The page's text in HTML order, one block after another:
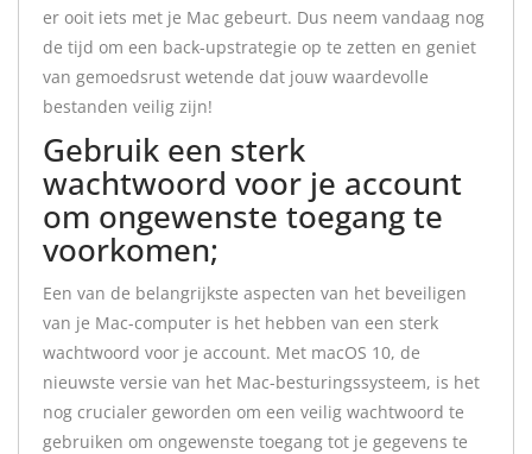
er ooit iets met je Mac gebeurt. Dus neem vandaag nog
de tijd om een back-upstrategie op te zetten en geniet
van gemoedsrust wetende dat jouw waardevolle
bestanden veilig zijn!
Gebruik een sterk
wachtwoord voor je account
om ongewenste toegang te
voorkomen;
Een van de belangrijkste aspecten van het beveiligen
van je Mac-computer is het hebben van een sterk
wachtwoord voor je account. Met macOS 10, de
nieuwste versie van het Mac-besturingssysteem, is het
nog crucialer geworden om een veilig wachtwoord te
gebruiken om ongewenste toegang tot je gegevens te